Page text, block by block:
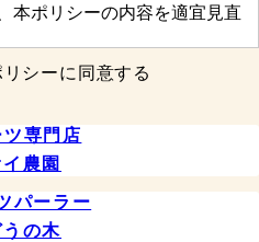
本ポリシーの内容を適宜見直
シーに同意する
ツ専門店
農園
パーラー
の木